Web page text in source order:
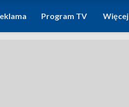
Program TV Więcej